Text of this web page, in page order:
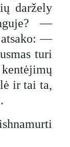
daržely
—
atsako: —
turi
ir tai ta,